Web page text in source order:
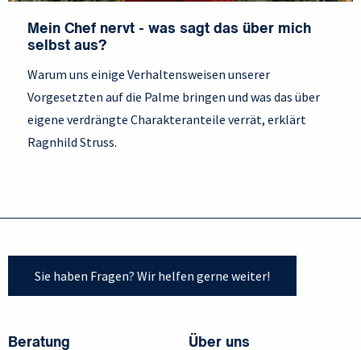
Mein Chef nervt - was sagt das über mich
selbst aus?
Warum uns einige Verhaltensweisen unserer
Vorgesetzten auf die Palme bringen und was das über
eigene verdrängte Charakteranteile verrät, erklärt
Ragnhild Struss.
Sie haben Fragen? Wir helfen gerne weiter!
Beratung Über uns